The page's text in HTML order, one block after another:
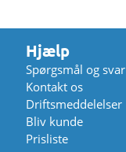
Hjælp
Spørgsmål og svar
Kontakt os
Driftsmeddelelser
Bliv kunde
Prisliste